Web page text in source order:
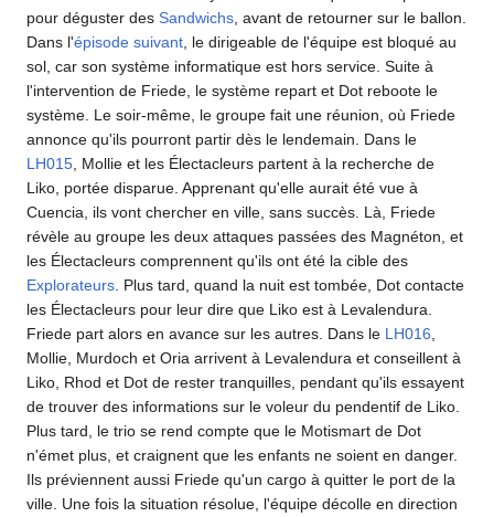
pour déguster des Sandwichs, avant de retourner sur le ballon.
Dans l'épisode suivant, le dirigeable de l'équipe est bloqué au
sol, car son système informatique est hors service. Suite à
l'intervention de Friede, le système repart et Dot reboote le
système. Le soir-même, le groupe fait une réunion, où Friede
annonce qu'ils pourront partir dès le lendemain. Dans le
LH015, Mollie et les Électacleurs partent à la recherche de
Liko, portée disparue. Apprenant qu'elle aurait été vue à
Cuencia, ils vont chercher en ville, sans succès. Là, Friede
révèle au groupe les deux attaques passées des Magnéton, et
les Électacleurs comprennent qu'ils ont été la cible des
Explorateurs. Plus tard, quand la nuit est tombée, Dot contacte
les Électacleurs pour leur dire que Liko est à Levalendura.
Friede part alors en avance sur les autres. Dans le LH016,
Mollie, Murdoch et Oria arrivent à Levalendura et conseillent à
Liko, Rhod et Dot de rester tranquilles, pendant qu'ils essayent
de trouver des informations sur le voleur du pendentif de Liko.
Plus tard, le trio se rend compte que le Motismart de Dot
n'émet plus, et craignent que les enfants ne soient en danger.
Ils préviennent aussi Friede qu'un cargo à quitter le port de la
ville. Une fois la situation résolue, l'équipe décolle en direction